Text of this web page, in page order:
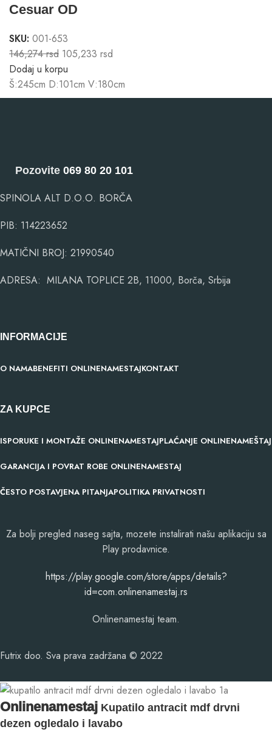
Cesuar OD
SKU: 001-653
146,274rsd 105,233 rsd
Dodaj u korpu
Š:245cm D:101cm V:180cm
Pozovite 069 80 20 101
SPINOLA ALT D.O.O. BORČA
PIB: 114223652
MATIČNI BROJ: 21990540
ADRESA: MILANA TOPLICE 2B, 11000, Borča, Srbija
INFORMACIJE
O NAMABENEFITI ONLINENAMESTAJKONTAKT
ZA KUPCE
ISPORUKE I MONTAŽE ONLINENAMESTAJPLAĆANJE ONLINENAMEŠTAJ
GARANCIJA I POVRAT ROBE ONLINENAMESTAJ
ČESTO POSTAVJENA PITANJAPOLITIKA PRIVATNOSTI
Za bolji pregled naseg sajta, mozete instalirati našu aplikaciju sa
Play prodavnice.
​https://play.google.com/store/apps/details?
id=com.onlinenamestaj.rs
Onlinenamestaj team.
Futrix doo. Sva prava zadržana © 2022
Onlinenamestaj Kupatilo antracit mdf drvni
dezen ogledalo i lavabo